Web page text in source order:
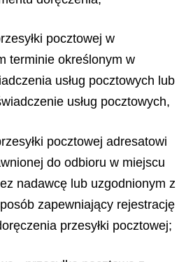
pocztowej w
terminie określonym w
usług pocztowych lub
usług pocztowych,
pocztowej adresatowi
do odbioru w miejscu
nadawcę lub uzgodnionym z
zapewniający rejestrację
przesyłki pocztowej;